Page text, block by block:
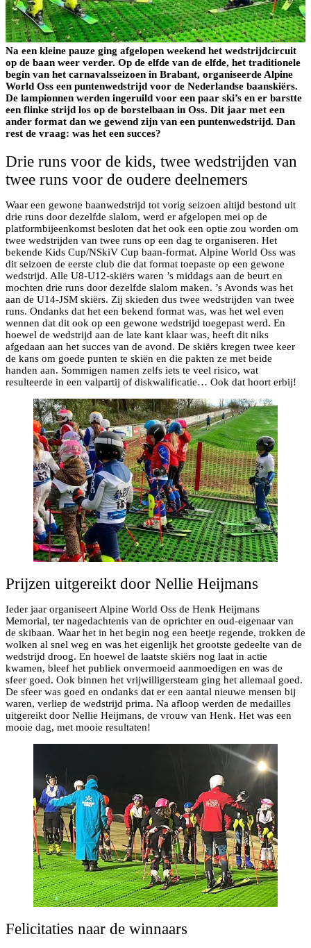
Na een kleine pauze ging afgelopen weekend het wedstrijdcircuit
op de baan weer verder. Op de elfde van de elfde, het traditionele
begin van het carnavalsseizoen in Brabant, organiseerde Alpine
World Oss een puntenwedstrijd voor de Nederlandse baanskiërs.
De lampionnen werden ingeruild voor een paar ski’s en er barstte
een flinke strijd los op de borstelbaan in Oss. Dit jaar met een
ander format dan we gewend zijn van een puntenwedstrijd. Dan
rest de vraag: was het een succes?
Drie runs voor de kids, twee wedstrijden van
twee runs voor de oudere deelnemers
Waar een gewone baanwedstrijd tot vorig seizoen altijd bestond uit
drie runs door dezelfde slalom, werd er afgelopen mei op de
platformbijeenkomst besloten dat het ook een optie zou worden om
twee wedstrijden van twee runs op een dag te organiseren. Het
bekende Kids Cup/NSkiV Cup baan-format. Alpine World Oss was
dit seizoen de eerste club die dat format toepaste op een gewone
wedstrijd. Alle U8-U12-skiërs waren ’s middags aan de beurt en
mochten drie runs door dezelfde slalom maken. ’s Avonds was het
aan de U14-JSM skiërs. Zij skieden dus twee wedstrijden van twee
runs. Ondanks dat het een bekend format was, was het wel even
wennen dat dit ook op een gewone wedstrijd toegepast werd. En
hoewel de wedstrijd aan de late kant klaar was, heeft dit niks
afgedaan aan het succes van de avond. De skiërs kregen twee keer
de kans om goede punten te skiën en die pakten ze met beide
handen aan. Sommigen namen zelfs iets te veel risico, wat
resulteerde in een valpartij of diskwalificatie… Ook dat hoort erbij!
Prijzen uitgereikt door Nellie Heijmans
Ieder jaar organiseert Alpine World Oss de Henk Heijmans
Memorial, ter nagedachtenis van de oprichter en oud-eigenaar van
de skibaan. Waar het in het begin nog een beetje regende, trokken de
wolken al snel weg en was het eigenlijk het grootste gedeelte van de
wedstrijd droog. En hoewel de laatste skiërs nog laat in actie
kwamen, bleef het publiek onvermoeid aanmoedigen en was de
sfeer goed. Ook binnen het vrijwilligersteam ging het allemaal goed.
De sfeer was goed en ondanks dat er een aantal nieuwe mensen bij
waren, verliep de wedstrijd prima. Na afloop werden de medailles
uitgereikt door Nellie Heijmans, de vrouw van Henk. Het was een
mooie dag, met mooie resultaten!
Felicitaties naar de winnaars